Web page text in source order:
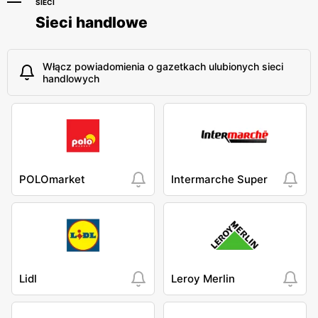
SIECI
Sieci handlowe
Włącz powiadomienia o gazetkach ulubionych sieci
handlowych
POLOmarket Intermarche Super
Lidl Leroy Merlin